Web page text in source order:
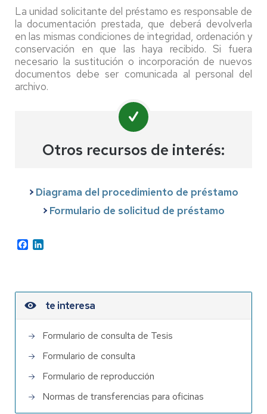
La unidad solicitante del préstamo es responsable de
la documentación prestada, que deberá devolverla
en las mismas condiciones de integridad, ordenación y
conservación en que las haya recibido. Si fuera
necesario la sustitución o incorporación de nuevos
documentos debe ser comunicada al personal del
archivo.
Otros recursos de interés:
Diagrama del procedimiento de préstamo
Formulario de solicitud de préstamo
Facebook
te interesa
Formulario de consulta de Tesis
Formulario de consulta
Formulario de reproducción
Normas de transferencias para oficinas